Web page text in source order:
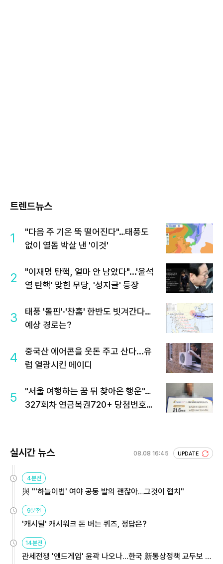
트렌드뉴스
1
"다음 주 기온 뚝 떨어진다"…태풍도
없이 열돔 박살 낸 '이것'
2
"이재명 탄핵, 얼마 안 남았다"...'윤석
열 탄핵' 맞힌 무당, '성지글' 등장
3
태풍 '돌핀'·'찬홈' 한반도 빗겨간다…
예상 경로는?
4
중국산 에어콘을 웃돈 주고 산다...유
럽 열광시킨 메이디
5
"서울 여행하는 꿈 뒤 찾아온 행운"…
327회차 연금복권720+ 당첨번호조
실시간 뉴스 08.08 16:45 UPDATE
4분전
與 "'하늘이법' 여야 공동 발의 괜찮아…그것이 협치"
9분전
'캐시딜' 캐시워크 돈 버는 퀴즈, 정답은?
14분전
관세전쟁 '엔드게임' 윤곽 나오나…한국 新통상정책 교두보 활